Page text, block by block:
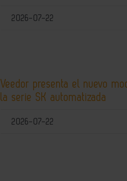
2026-07-22
Veedor presenta el nuevo
la serie SK automatizada
2026-07-22